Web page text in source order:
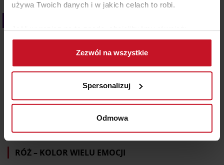
używa Twoich danych i w jakich celach to robi.
Jeśli wyrazisz na to zgodę, chcielibyśmy również:
Gromadzić dane dotyczące Twojej lokalizacji
geograficznej z dokładnością nawet do kilku metrów
Identyfikować Twoje urządzenie, aktywnie
(fingerprinting, czyli wirtualny odcisk palca)
Dowiedz się więcej odnośnie tego, jak Twoje osobiste
dane są przetwarzane oraz ustaw własne preferencje w
zmienić lub wycofać swoją zgodę w dowolnej chwili.
Zezwól na wszystkie
Spersonalizuj
Odmowa
RÓŻ – KOLOR WIELU EMOCJI